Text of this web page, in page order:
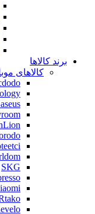
برند کالاها
کالاهای
SKG